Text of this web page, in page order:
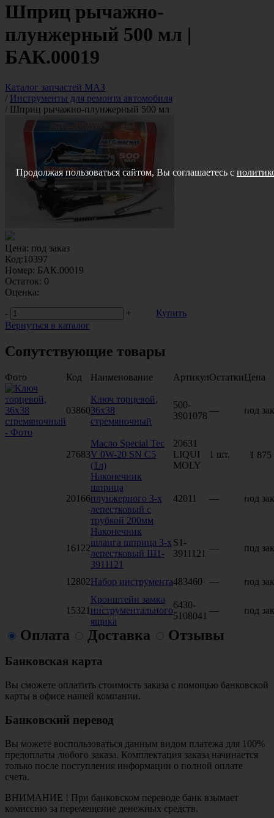
Шприц рычажно-
плунжерный 500 мл |
БАК.00019
Каталог запчастей МАЗ
/ Инструменты для ремонта автомобиля
/ Шприц рычажно-плунжерный 500 мл
Цена: под заказ
Код:10397
Номер: БАК.00019
Остаток: 0
Оценка:
-
+
Купить
Вернуться в каталог
Сопутствующие товары
Фото Код Наименование АртикулОстаткиЦена
03860
Ключ торцевой,
36х38
стремяночный
500-
3901078
— под
27683
Масло Special Tec
V 0W-20 SN C5
(1л)
20631
LIQUI
MOLY
1 шт. 1 875
20166
Наконечник
шприца
плунжерного 3-х
лепестковый с
трубкой 200мм
42011 — под
16122
Наконечник
шланга шприца 3-х
лепестковый Ш1-
3911121
S1-
3911121
— под
12802Набор инструмента483460 — под
15321
Кронштейн замка
инструментального
ящика
6430-
5108041
— под
Оплата Доставка Отзывы
Банковская карта
Вы сможете оплатить стоимость заказа с помощью банковской
карты в офисе нашей компании.
Банковский перевод
Вы можете воспользоваться данным видом платежа для 100%
предоплаты любого заказа. Комплектация заказа начинается
только после поступления информации о полной оплате
счета.
ВНИМАНИЕ ! При банковском переводе банк взымает
комиссию за перемещение денежных средств.
Продолжая пользоваться сайтом, Вы соглашаетесь с